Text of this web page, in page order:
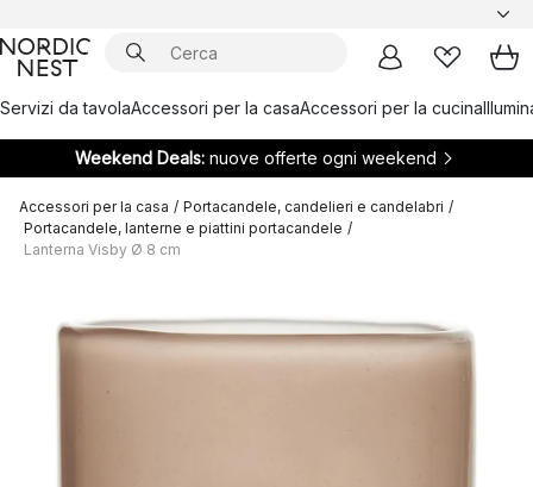
Servizi da tavolaAccessori per la casaAccessori per la cucina
Weekend Deals: nuove offerte ogni weekend
Accessori per la casa / Portacandele, candelieri e candelabri /
Portacandele, lanterne e piattini portacandele /
Lanterna Visby Ø 8 cm